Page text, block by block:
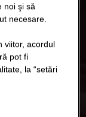
noi şi să
necesare.
viitor, acordul
pot fi
la “setări